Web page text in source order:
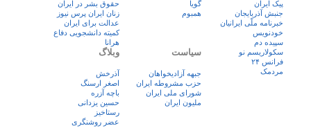
پيک ايران
جنبش آذربایجان
خبرنامه ملّی ایرانیان
خودنویس
سپیده دم
سکولاریسم نو
فرانس ۲۴
مردمک
گویا
همبوم
حقوق بشر در ایران
زنان ايران پرس نيوز
عدالت برای ایران
کمیته دانشجویی دفاع
هرانا
سیاست
جبهه آزادیخواهان
حزب مشروطه ایران
شورای ملی ایران
ملیون ایران
وبلاگ
آذرخش
اصغر ارسنگ
باچه آزره
حسین یزدانی
رستاخیز
عضر روشنگری